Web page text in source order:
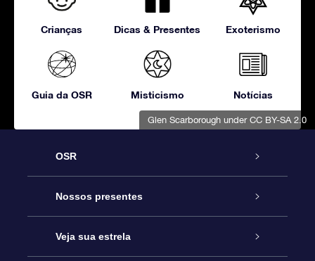
Glen Scarborough under CC BY-SA 2.0
Crianças Dicas & Presentes Exoterismo
Guia da OSR Misticismo Notícias
OSR
Serviço
Entre em contato conosco
Nossos presentes
Presente estrelar on-line
Veja sua estrela